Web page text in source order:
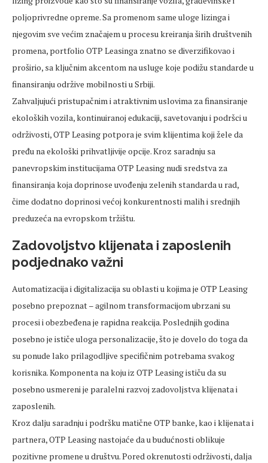
poljoprivredne opreme. Sa promenom same uloge lizinga i
njegovim sve većim značajem u procesu kreiranja širih društvenih
promena, portfolio OTP Leasinga znatno se diverzifikovao i
proširio, sa ključnim akcentom na usluge koje podižu standarde u
finansiranju održive mobilnosti u Srbiji.
Zahvaljujući pristupačnim i atraktivnim uslovima za finansiranje
ekoloških vozila, kontinuiranoj edukaciji, savetovanju i podršci u
održivosti, OTP Leasing potpora je svim klijentima koji žele da
pređu na ekološki prihvatljivije opcije. Kroz saradnju sa
panevropskim institucijama OTP Leasing nudi sredstva za
finansiranja koja doprinose uvođenju zelenih standarda u rad,
čime dodatno doprinosi većoj konkurentnosti malih i srednjih
preduzeća na evropskom tržištu.
Zadovoljstvo klijenata i zaposlenih
podjednako važni
Automatizacija i digitalizacija su oblasti u kojima je OTP Leasing
posebno prepoznat – agilnom transformacijom ubrzani su
procesi i obezbeđena je rapidna reakcija. Poslednjih godina
posebno je ističe uloga personalizacije, što je dovelo do toga da
su ponude lako prilagodljive specifičnim potrebama svakog
korisnika. Komponenta na koju iz OTP Leasing ističu da su
posebno usmereni je paralelni razvoj zadovoljstva klijenata i
zaposlenih.
Kroz dalju saradnju i podršku matične OTP banke, kao i klijenata i
partnera, OTP Leasing nastojaće da u budućnosti oblikuje
pozitivne promene u društvu. Pored okrenutosti održivosti, dalja